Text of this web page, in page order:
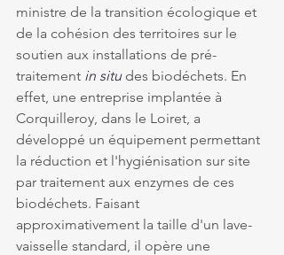
ministre de la transition écologique et
de la cohésion des territoires sur le
soutien aux installations de pré-
traitement in situ des biodéchets. En
effet, une entreprise implantée à
Corquilleroy, dans le Loiret, a
développé un équipement permettant
la réduction et l'hygiénisation sur site
par traitement aux enzymes de ces
biodéchets. Faisant
approximativement la taille d'un lave-
vaisselle standard, il opère une